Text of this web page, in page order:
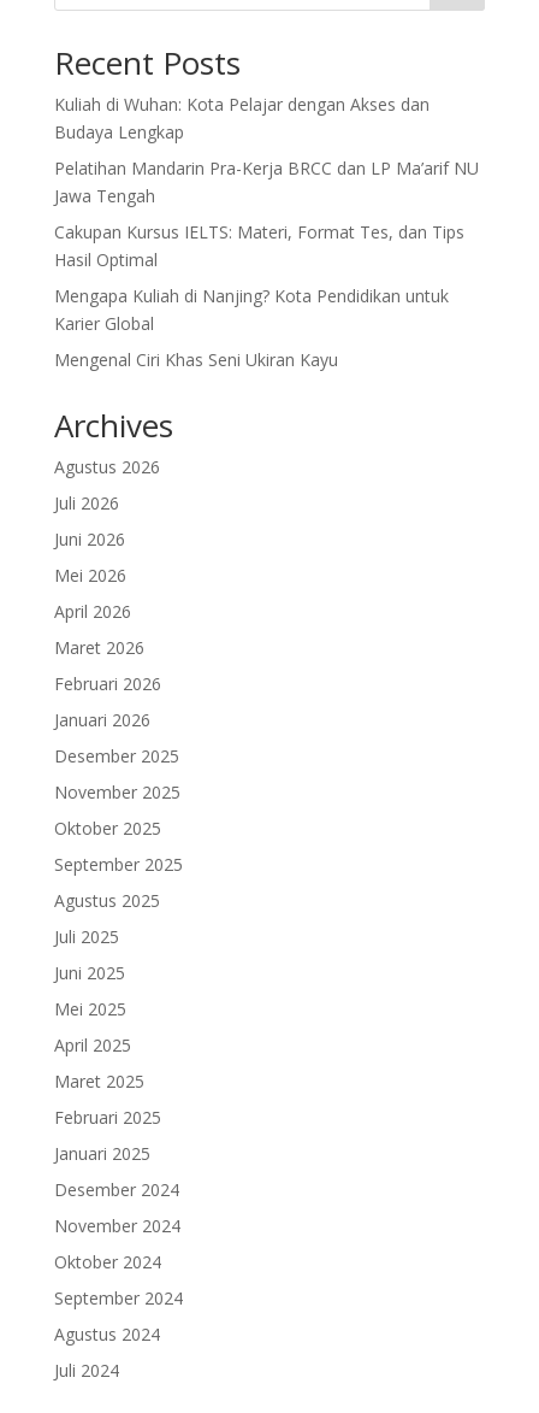
Recent Posts
Kuliah di Wuhan: Kota Pelajar dengan Akses dan
Budaya Lengkap
Pelatihan Mandarin Pra-Kerja BRCC dan LP Ma’arif NU
Jawa Tengah
Cakupan Kursus IELTS: Materi, Format Tes, dan Tips
Hasil Optimal
Mengapa Kuliah di Nanjing? Kota Pendidikan untuk
Karier Global
Mengenal Ciri Khas Seni Ukiran Kayu
Archives
Agustus 2026
Juli 2026
Juni 2026
Mei 2026
April 2026
Maret 2026
Februari 2026
Januari 2026
Desember 2025
November 2025
Oktober 2025
September 2025
Agustus 2025
Juli 2025
Juni 2025
Mei 2025
April 2025
Maret 2025
Februari 2025
Januari 2025
Desember 2024
November 2024
Oktober 2024
September 2024
Agustus 2024
Juli 2024